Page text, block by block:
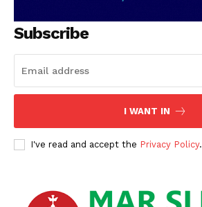
Subscribe
I WANT IN
I've read and accept the Privacy Policy.